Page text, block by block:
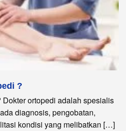
?
ortopedi adalah spesialis
diagnosis, pengobatan,
kondisi yang melibatkan […]